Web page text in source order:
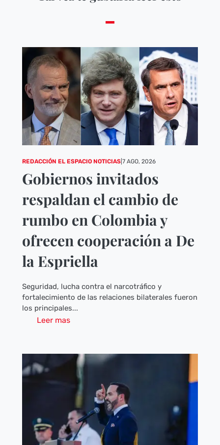
REDACCIÓN EL ESPACIO NOTICIAS| 7 AGO, 2026
Gobiernos invitados
respaldan el cambio de
rumbo en Colombia y
ofrecen cooperación a De
la Espriella
Seguridad, lucha contra el narcotráfico y
fortalecimiento de las relaciones bilaterales fueron
los principales...
Leer mas